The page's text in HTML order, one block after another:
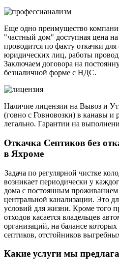
Еще одно преимущество
"частный дом" доступная цена
проводится по факту откачки
юридических лиц, работы
Заключаем договора на
безналичной форме с НДС.
Наличие лицензии на Вывоз и
(говно с Говновозки) в канавы и
легально. Гарантии на
Откачка Септиков без
в Яхроме
Задача по регулярной чистке
возникает периодически у
дома с постоянным проживанием
центральной канализации. Это
условий для жизни. Кроме того
отходов касается владельцев
организаций, на балансе
септиков, отстойников
Какие услуги мы